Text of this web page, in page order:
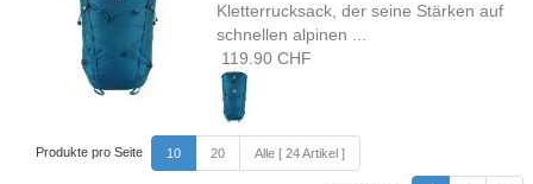
Kletterrucksack, der seine Stärken auf
schnellen alpinen ...
119.90 CHF
Produkte pro Seite 10 20 Alle [ 24 Artikel ]